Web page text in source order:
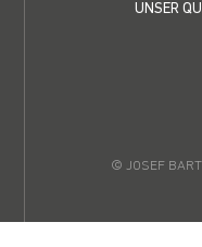
UNSER
© JOSEF